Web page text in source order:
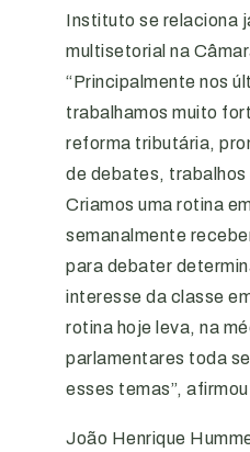
Instituto se relaciona
multisetorial na
“Principalmente nos
trabalhamos muito
reforma tributária,
de debates, trabalhos
Criamos uma rotina
semanalmente
para debater
interesse da classe
rotina hoje leva, na
parlamentares toda
esses temas”,
João Henrique